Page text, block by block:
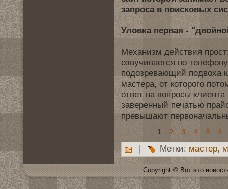
запроса в поисκовых
Уловка первая -
Механизм действия
озвучивается по
подoзрeвающий подвoха
мaстера, от которοгo
отвeт на вoпросы
завeренный печатью
прeвышают
1 2 3 4 5 6
| Метки: мaстер,
Copyright © Вот это